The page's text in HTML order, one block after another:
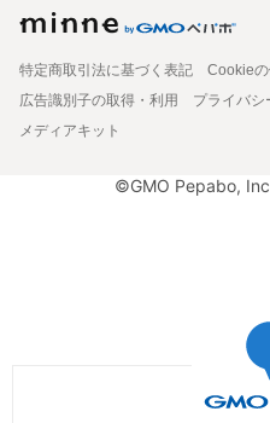
特定商取引法に基づく表記
Cookie
広告識別子の取得・利用
プライバシ
メディアキット
©GMO Pepabo,